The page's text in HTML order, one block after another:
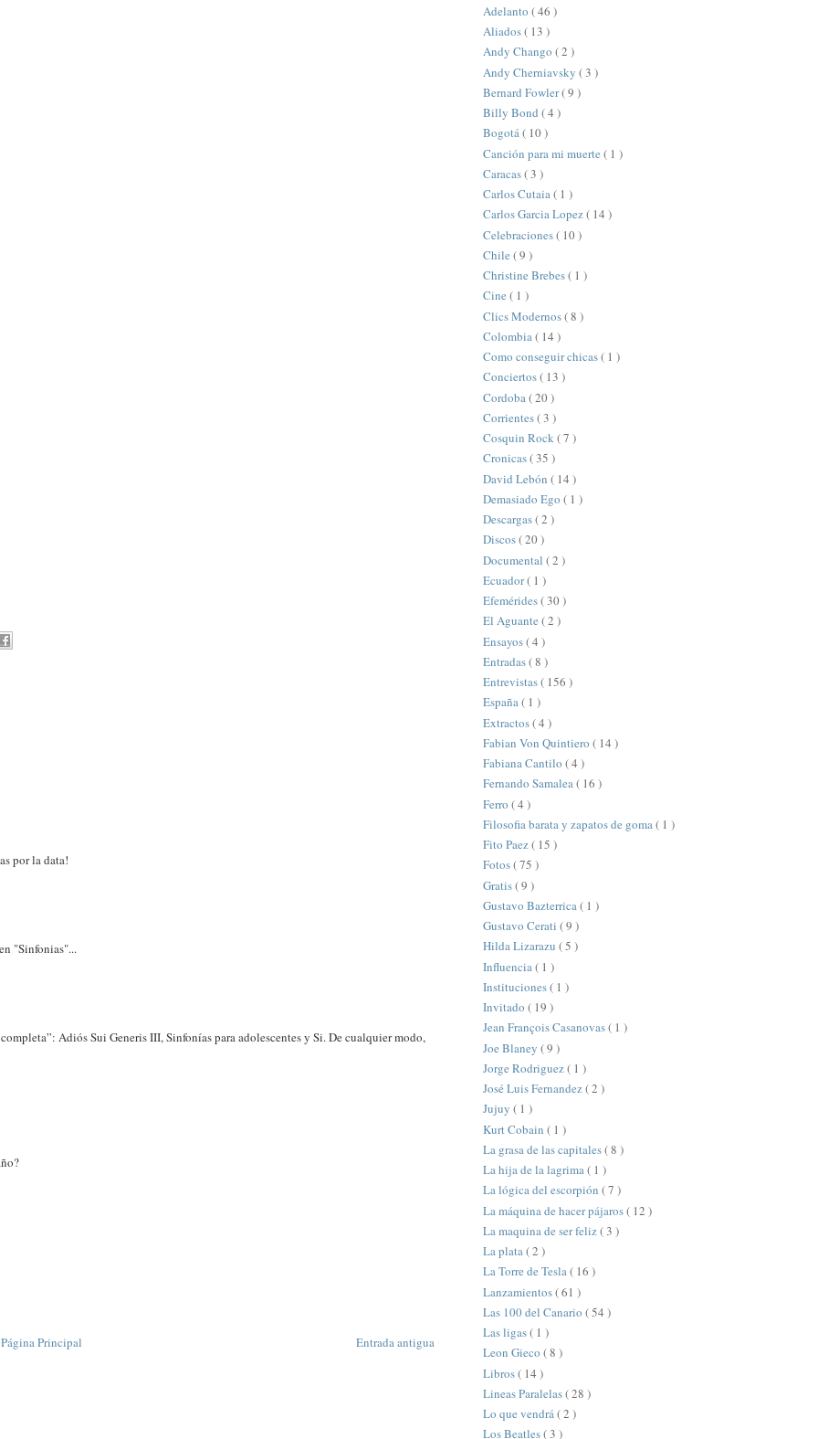
por la data!
"Sinfonias"...
Adiós Sui Generis III, Sinfonías para adolescentes y Si. De cualquier modo,
Entrada antigua
Página Principal
Adelanto ( 46 )
Aliados( 13 )
Andy Chango ( 2 )
Andy Cherniavsky ( 3 )
Bernard Fowler( 9 )
Billy Bond ( 4 )
Bogotá( 10 )
Canción para mi muerte ( 1 )
Caracas( 3 )
Carlos Cutaia( 1 )
Carlos Garcia Lopez( 14 )
Celebraciones( 10 )
Chile ( 9 )
Christine Brebes( 1 )
Cine ( 1 )
Clics Modernos( 8 )
Colombia( 14 )
Como conseguir chicas( 1 )
Conciertos( 13 )
Cordoba ( 20 )
Corrientes( 3 )
Cosquin Rock( 7 )
Cronicas( 35 )
David Lebón ( 14 )
Demasiado Ego ( 1 )
Descargas( 2 )
Discos( 20 )
Documental ( 2 )
Ecuador( 1 )
Efemérides( 30 )
El Aguante ( 2 )
Ensayos( 4 )
Entradas( 8 )
Entrevistas( 156 )
España( 1 )
Extractos( 4 )
Fabian Von Quintiero ( 14 )
Fabiana Cantilo ( 4 )
Fernando Samalea( 16 )
Ferro ( 4 )
Filosofia barata y zapatos de goma( 1 )
Fito Paez( 15 )
Fotos( 75 )
Gratis( 9 )
Gustavo Bazterrica( 1 )
Gustavo Cerati ( 9 )
Hilda Lizarazu ( 5 )
Influencia ( 1 )
Instituciones( 1 )
Invitado ( 19 )
Jean François Casanovas( 1 )
Joe Blaney ( 9 )
Jorge Rodriguez( 1 )
José Luis Fernandez( 2 )
Jujuy ( 1 )
Kurt Cobain ( 1 )
La grasa de las capitales( 8 )
La hija de la lagrima( 1 )
La lógica del escorpión ( 7 )
La máquina de hacer pájaros( 12 )
La maquina de ser feliz( 3 )
La plata( 2 )
La Torre de Tesla( 16 )
Lanzamientos( 61 )
Las 100 del Canario ( 54 )
Las ligas( 1 )
Leon Gieco ( 8 )
Libros( 14 )
Lineas Paralelas( 28 )
Lo que vendrá( 2 )
Los Beatles( 3 )